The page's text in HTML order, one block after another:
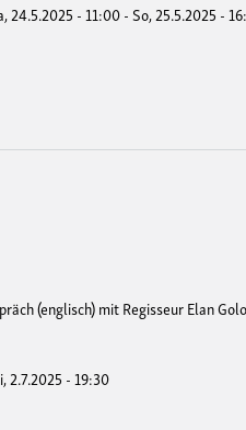
24.5.2025 - 11:00-So, 25.5.2025 -
(englisch) mit Regisseur Elan
2.7.2025 - 19:30